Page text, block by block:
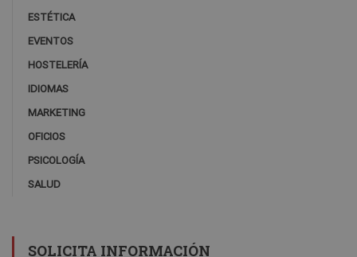
ESTÉTICA
EVENTOS
HOSTELERÍA
IDIOMAS
MARKETING
OFICIOS
PSICOLOGÍA
SALUD
SOLICITA INFORMACIÓN